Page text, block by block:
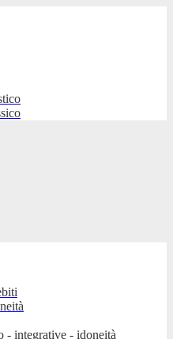
- integrative - idoneità